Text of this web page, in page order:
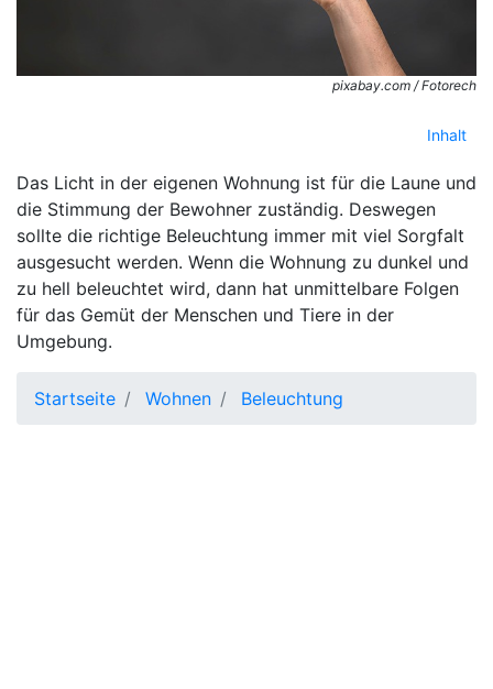
pixabay.com / Fotorech
Inhalt
Das Licht in der eigenen Wohnung ist für die Laune und
die Stimmung der Bewohner zuständig. Deswegen
sollte die richtige Beleuchtung immer mit viel Sorgfalt
ausgesucht werden. Wenn die Wohnung zu dunkel und
zu hell beleuchtet wird, dann hat unmittelbare Folgen
für das Gemüt der Menschen und Tiere in der
Umgebung.
Startseite Wohnen Beleuchtung